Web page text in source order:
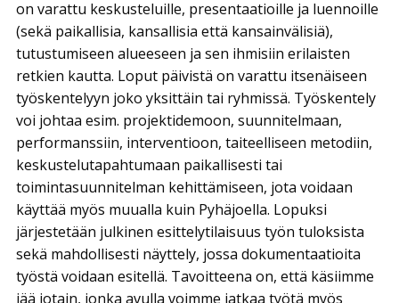
on varattu keskusteluille, presentaatioille ja luennoille
(sekä paikallisia, kansallisia että kansainvälisiä),
tutustumiseen alueeseen ja sen ihmisiin erilaisten
retkien kautta. Loput päivistä on varattu itsenäiseen
työskentelyyn joko yksittäin tai ryhmissä. Työskentely
voi johtaa esim. projektidemoon, suunnitelmaan,
performanssiin, interventioon, taiteelliseen metodiin,
keskustelutapahtumaan paikallisesti tai
toimintasuunnitelman kehittämiseen, jota voidaan
käyttää myös muualla kuin Pyhäjoella. Lopuksi
järjestetään julkinen esittelytilaisuus työn tuloksista
sekä mahdollisesti näyttely, jossa dokumentaatioita
työstä voidaan esitellä. Tavoitteena on, että käsiimme
jää jotain, jonka avulla voimme jatkaa työtä myös